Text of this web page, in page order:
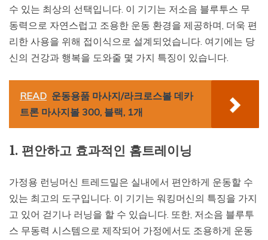
수 있는 최상의 선택입니다. 이 기기는 저소음 블루투스 무
동력으로 자연스럽고 조용한 운동 환경을 제공하며, 더욱 편
리한 사용을 위해 접이식으로 설계되었습니다. 여기에는 당
신의 건강과 행복을 도와줄 몇 가지 특징이 있습니다.
READ 운동용품 마사지/라크로스볼 데카
트론 마사지볼 300, 블랙, 1개
1. 편안하고 효과적인 홈트레이닝
가정용 런닝머신 트레드밀은 실내에서 편안하게 운동할 수
있는 최고의 도구입니다. 이 기기는 워킹머신의 특징을 가지
고 있어 걷기나 러닝을 할 수 있습니다. 또한, 저소음 블루투
스 무동력 시스템으로 제작되어 가정에서도 조용하게 운동